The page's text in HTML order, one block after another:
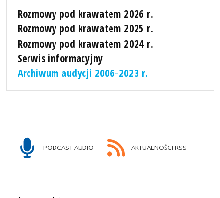
Rozmowy pod krawatem 2026 r.
Rozmowy pod krawatem 2025 r.
Rozmowy pod krawatem 2024 r.
Serwis informacyjny
Archiwum audycji 2006-2023 r.
PODCAST AUDIO AKTUALNOŚCI RSS